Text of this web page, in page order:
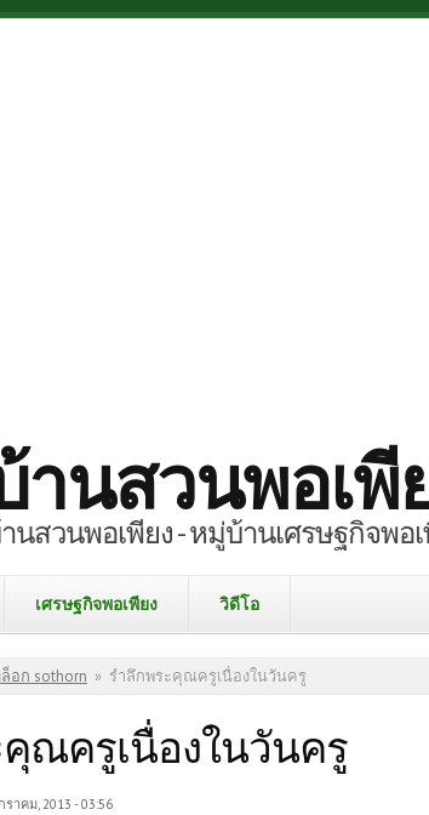
านสวนพอเพี
นสวนพอเพียง - หมู่บ้านเศรษฐกิจพอ
เศรษฐกิจพอเพียง วิดีโอ
อก sothorn » รำลึกพระคุณครูเนื่องในวันครู
ณครูเนื่องในวันครู
ราคม, 2013 - 03:56